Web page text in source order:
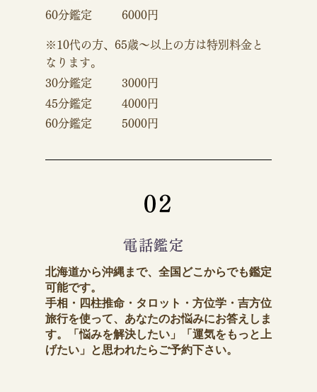
60分鑑定
6000円
※10代の方、65歳～以上の方は特別料金と
なります。
30分鑑定
3000円
45分鑑定
4000円
60分鑑定
5000円
02
電話鑑定
北海道から沖縄まで、全国どこからでも鑑定
可能です。
手相・四柱推命・タロット・方位学・吉方位
旅行を使って、あなたのお悩みにお答えしま
す。「悩みを解決したい」「運気をもっと上
げたい」と思われたらご予約下さい。